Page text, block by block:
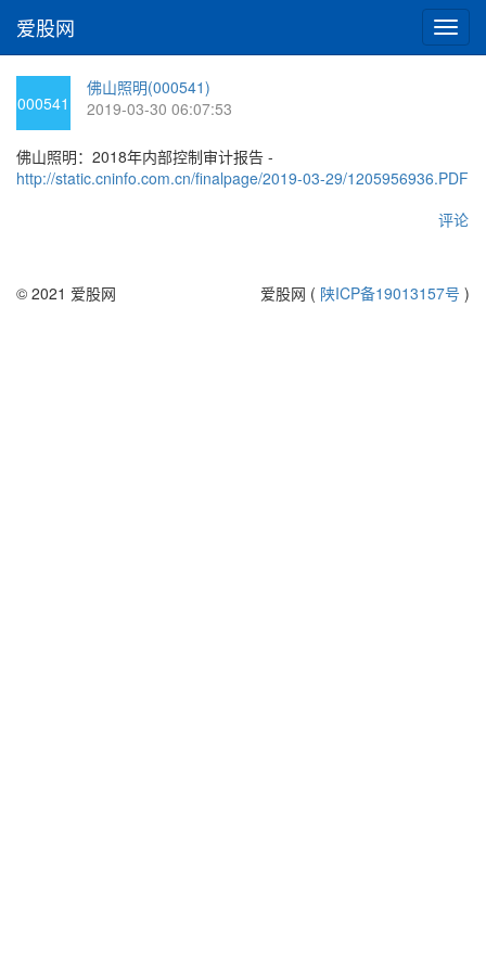
切
换
爱股网
000541
佛山照明(000541)
2019-03-30 06:07:53
佛山照明：2018年内部控制审计报告 -
http://static.cninfo.com.cn/finalpage/2019-03-29/1205956936.PDF
评论
© 2021 爱股网 爱股网 ( 陕ICP备19013157号 )